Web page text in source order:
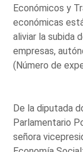
Económicos y
económicas
aliviar la subida
empresas,
(Número de
De la diputada
Parlamentario
señora